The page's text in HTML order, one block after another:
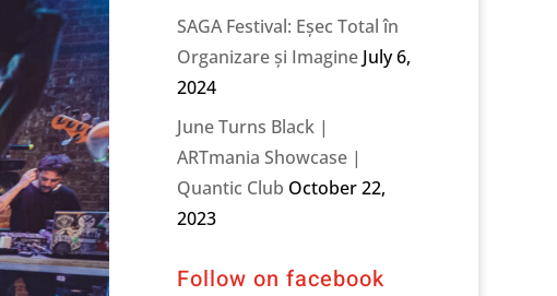
SAGA Festival: Eșec Total în
Organizare și Imagine July 6,
2024
June Turns Black |
ARTmania Showcase |
Quantic Club October 22,
2023
Follow on facebook